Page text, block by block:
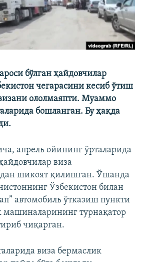
бўлган ҳайдовчилар
чегарасини кесиб ўтиш
ололмаяпти. Муаммо
бошланган. Бу ҳақда
апрель ойининг ўрталарида
виза
шикоят қилишган. Ўшанда
Ўзбекистон билан
автомобиль ўтказиш пункти
машиналарининг турнақатор
чиқарган.
виза бермаслик